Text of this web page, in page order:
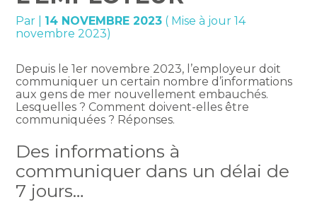
Par 14 NOVEMBRE 2023 ( Mise à jour 14
novembre 2023)
Depuis le 1er novembre 2023, l’employeur doit
communiquer un certain nombre d’informations
aux gens de mer nouvellement embauchés.
Lesquelles ? Comment doivent-elles être
communiquées ? Réponses.
Des informations à
communiquer dans un délai de
7 jours…